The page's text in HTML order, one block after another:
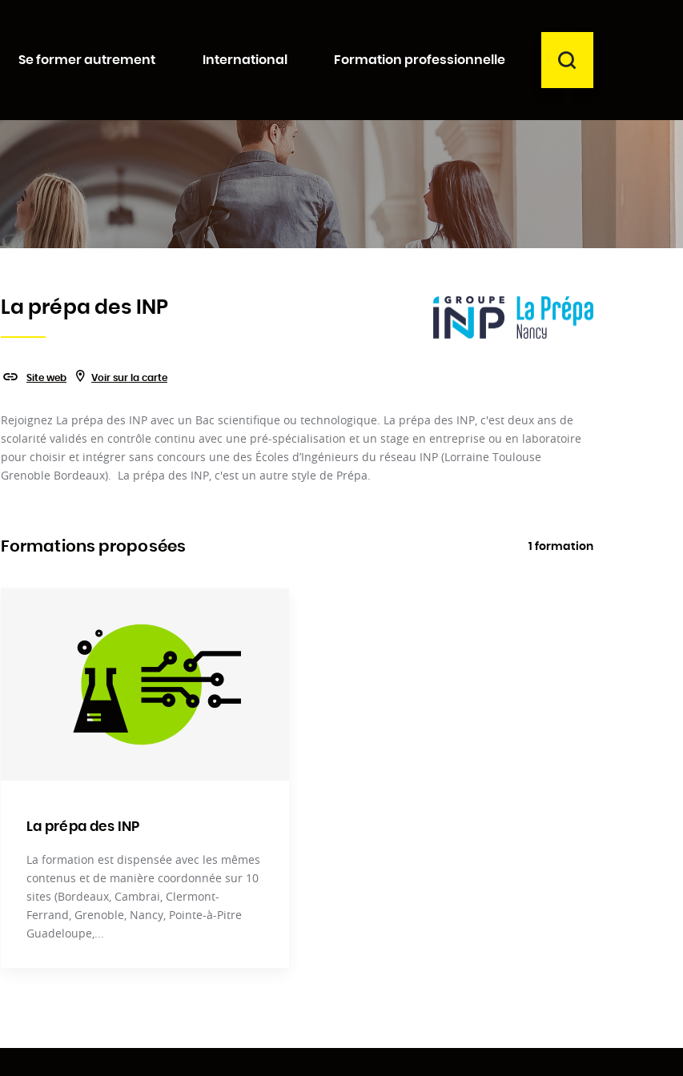
recherche
Se former autrement International Formation professionnelle
La prépa des INP
Site web Voir sur la carte
Rejoignez La prépa des INP avec un Bac scientifique ou technologique. La prépa des INP, c'est deux ans de
scolarité validés en contrôle continu avec une pré-spécialisation et un stage en entreprise ou en laboratoire
pour choisir et intégrer sans concours une des Écoles d’Ingénieurs du réseau INP (Lorraine Toulouse
Grenoble Bordeaux). La prépa des INP, c'est un autre style de Prépa.
Formations proposées 1 formation
La prépa des INP
La formation est dispensée avec les mêmes
contenus et de manière coordonnée sur 10
sites (Bordeaux, Cambrai, Clermont-
Ferrand, Grenoble, Nancy, Pointe-à-Pitre
Guadeloupe,...